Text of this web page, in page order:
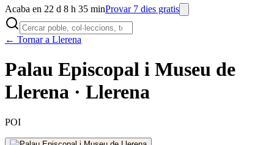
Acaba en 22 d 8 h 35 minProvar 7 dies gratis
← Tornar a Llerena
Palau Episcopal i Museu de
Llerena · Llerena
POI